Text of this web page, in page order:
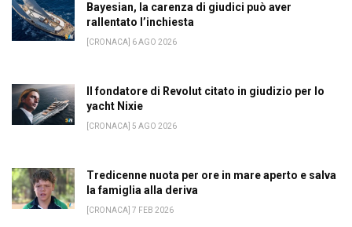
Bayesian, la carenza di giudici può aver
rallentato l’inchiesta
[CRONACA] 6 AGO 2026
Il fondatore di Revolut citato in giudizio per lo
yacht Nixie
[CRONACA] 5 AGO 2026
Tredicenne nuota per ore in mare aperto e salva
la famiglia alla deriva
[CRONACA] 7 FEB 2026